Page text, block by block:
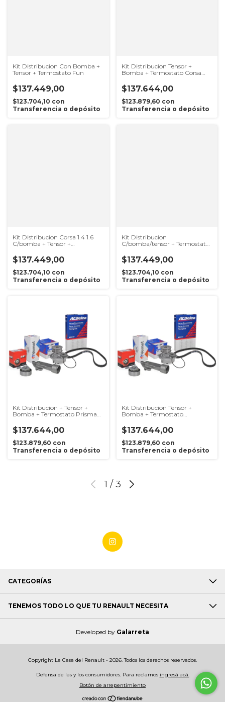
Kit Distribucion Con Bomba +
Tensor + Termostato Fun
$137.449,00
$123.704,10 con
Transferencia o depósito
Kit Distribucion Tensor +
Bomba + Termostato Corsa
$137.644,00
$123.879,60 con
Transferencia o depósito
Kit Distribucion Corsa 1.4 1.6
C/bomba + Tensor +
$137.449,00
$123.704,10 con
Transferencia o depósito
Kit Distribucion
C/bomba/tensor + Termostato
$137.449,00
$123.704,10 con
Transferencia o depósito
Kit Distribucion + Tensor +
Bomba + Termostato Prisma
$137.644,00
$123.879,60 con
Transferencia o depósito
Kit Distribucion Tensor +
Bomba + Termostato
$137.644,00
$123.879,60 con
Transferencia o depósito
1 / 3
CATEGORÍAS
TENEMOS TODO LO QUE TU RENAULT NECESITA
Developed by Galarreta
Copyright La Casa del Renault - 2026. Todos los derechos reservados.
Defensa de las y los consumidores. Para reclamos ingresá acá.
Botón de arrepentimiento